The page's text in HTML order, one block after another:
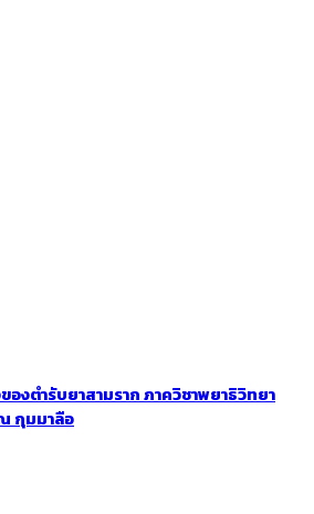
องตำรับยาสามราก ภาควิชาพยาธิวิทยา
กุมมาลือ